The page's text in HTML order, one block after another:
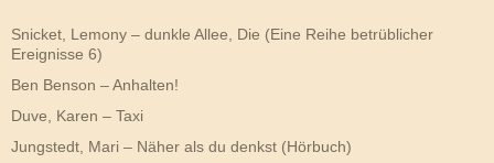
Snicket, Lemony – dunkle Allee, Die (Eine Reihe betrüblicher
Ereignisse 6)
Ben Benson – Anhalten!
Duve, Karen – Taxi
Jungstedt, Mari – Näher als du denkst (Hörbuch)